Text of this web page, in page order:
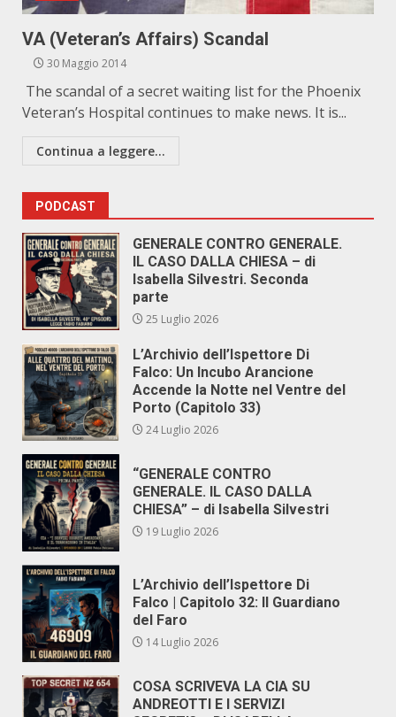
VA (Veteran’s Affairs) Scandal
30 Maggio 2014
The scandal of a secret waiting list for the Phoenix
Veteran’s Hospital continues to make news. It is...
Continua a leggere...
PODCAST
GENERALE CONTRO GENERALE.
IL CASO DALLA CHIESA – di
Isabella Silvestri. Seconda
parte
25 Luglio 2026
L’Archivio dell’Ispettore Di
Falco: Un Incubo Arancione
Accende la Notte nel Ventre del
Porto (Capitolo 33)
24 Luglio 2026
“GENERALE CONTRO
GENERALE. IL CASO DALLA
CHIESA” – di Isabella Silvestri
19 Luglio 2026
L’Archivio dell’Ispettore Di
Falco | Capitolo 32: Il Guardiano
del Faro
14 Luglio 2026
COSA SCRIVEVA LA CIA SU
ANDREOTTI E I SERVIZI